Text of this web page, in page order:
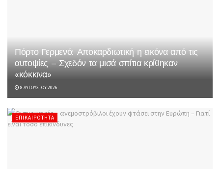
Πόρτο Γερμενό: Αποκαρδιωτική η εικόνα από τις
αυτοψίες – Σχεδόν τα μισά σπίτια κρίθηκαν
«κόκκινα»
8 ΑΥΓΟΎΣΤΟΥ 2026
ΕΠΙΚΑΙΡΌΤΗΤΑ